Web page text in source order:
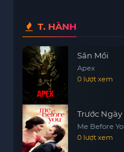
T. HÀNH
Săn Mồi
Apex
0 lượt xem
Trước
Me Before
0 lượt xem